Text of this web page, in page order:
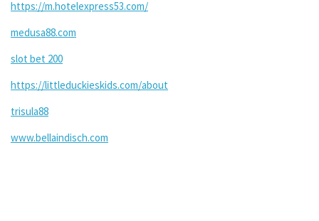
https://m.hotelexpress53.com/
medusa88.com
slot bet 200
https://littleduckieskids.com/about
trisula88
www.bellaindisch.com